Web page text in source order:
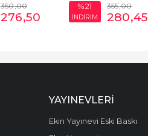
350,00
276,50
%21
İNDİRİM
355,00
280,45
YAYINEVLERI
Ekin Yayınevi Eski Baskı